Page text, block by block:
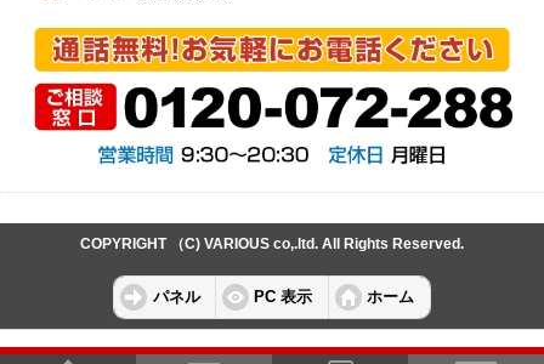
COPYRIGHT （C) VARIOUS co,.ltd. All Rights Reserved.
パネル PC 表示 ホーム